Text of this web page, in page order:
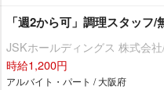
「週2から可」調理スタッフ
JSKホールディングス 株式会
時給1,200円
アルバイト・パート / 大阪府